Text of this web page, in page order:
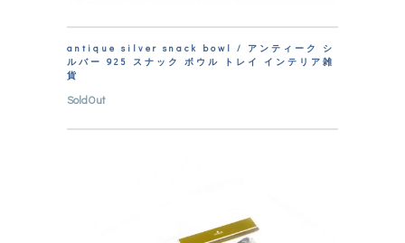
antique silver snack bowl / アンティーク シ
ルバー 925 スナック ボウル トレイ インテリア雑
貨
SoldOut